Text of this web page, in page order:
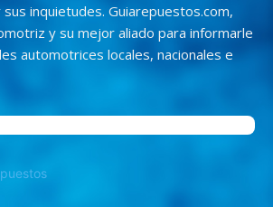
inquietudes. Guiarepuestos.com,
y su mejor aliado para informarle
automotrices locales, nacionales e